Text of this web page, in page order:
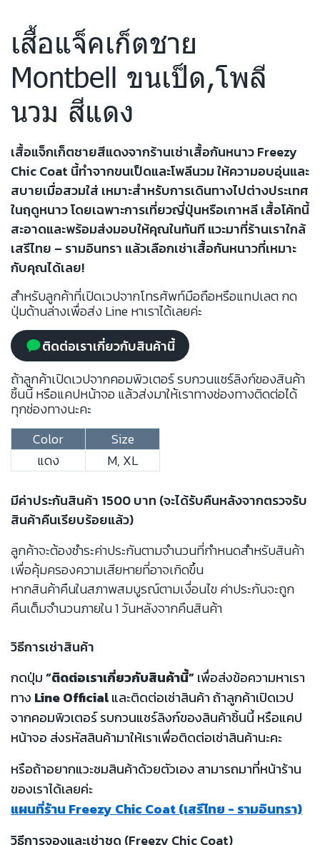
เสื้อแจ็คเก็ตชาย
Montbell ขนเป็ด,โพลี
นวม สีแดง
เสื้อแจ็กเก็ตชายสีแดงจากร้านเช่าเสื้อกันหนาว Freezy
Chic Coat นี้ทำจากขนเป็ดและโพลีนวม ให้ความอบอุ่นและ
สบายเมื่อสวมใส่ เหมาะสำหรับการเดินทางไปต่างประเทศ
ในฤดูหนาว โดยเฉพาะการเที่ยวญี่ปุ่นหรือเกาหลี เสื้อโค้ทนี้
สะอาดและพร้อมส่งมอบให้คุณในทันที แวะมาที่ร้านเราใกล้
เสรีไทย – รามอินทรา แล้วเลือกเช่าเสื้อกันหนาวที่เหมาะ
กับคุณได้เลย!
สำหรับลูกค้าที่เปิดเวปจากโทรศัพท์มือถือหรือแทปเลต กด
ปุ่มด้านล่างเพื่อส่ง Line หาเราได้เลยค่ะ
ติดต่อเราเกี่ยวกับสินค้านี้
ถ้าลูกค้าเปิดเวปจากคอมพิวเตอร์ รบกวนแชร์ลิงก์ของสินค้า
ชิ้นนี้ หรือแคปหน้าจอ แล้วส่งมาให้เราทางช่องทางติดต่อได้
ทุกช่องทางนะคะ
Color
Size
แดง
M, XL
มีค่าประกันสินค้า 1500 บาท (จะได้รับคืนหลังจากตรวจรับ
สินค้าคืนเรียบร้อยแล้ว)
ลูกค้าจะต้องชำระค่าประกันตามจำนวนที่กำหนดสำหรับสินค้า
เพื่อคุ้มครองความเสียหายที่อาจเกิดขึ้น
หากสินค้าคืนในสภาพสมบูรณ์ตามเงื่อนไข ค่าประกันจะถูก
คืนเต็มจำนวนภายใน 1 วันหลังจากคืนสินค้า
วิธีการเช่าสินค้า
กดปุ่ม“ติดต่อเราเกี่ยวกับสินค้านี้”เพื่อส่งข้อความหาเรา
ทาง Line Officialและติดต่อเช่าสินค้า ถ้าลูกค้าเปิดเวป
จากคอมพิวเตอร์ รบกวนแชร์ลิงก์ของสินค้าชิ้นนี้ หรือแคป
หน้าจอ ส่งรหัสสินค้ามาให้เราเพื่อติดต่อเช่าสินค้านะคะ
หรือถ้าอยากแวะชมสินค้าด้วยตัวเอง สามารถมาที่หน้าร้าน
ของเราได้เลยค่ะ
แผนที่ร้าน Freezy Chic Coat (เสรีไทย - รามอินทรา)
วิธีการจองและเช่าชุด (Freezy Chic Coat)